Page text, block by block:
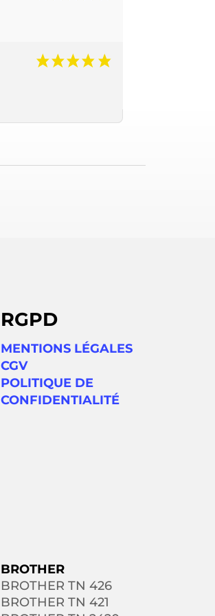
RGPD
MENTIONS LÉGALES
CGV
POLITIQUE DE
CONFIDENTIALITÉ
BROTHER
BROTHER TN 426
BROTHER TN 421